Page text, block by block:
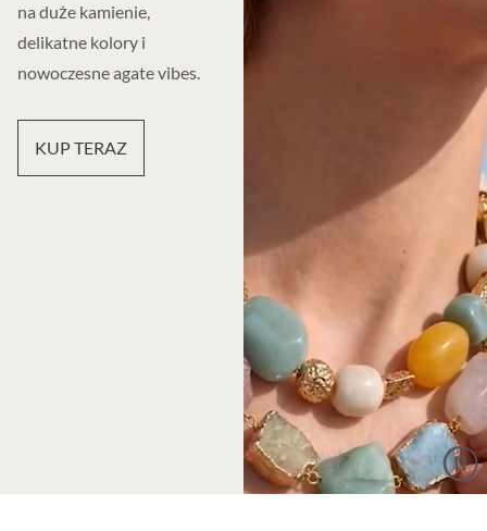
na duże kamienie,
delikatne kolory i
nowoczesne agate vibes.
KUP TERAZ